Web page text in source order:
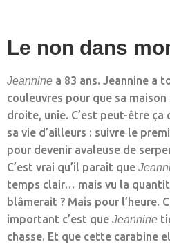
Le non dans
Jeannine a 83 ans. Jeannine a
couleuvres pour que sa
droite, unie. C’est peut-être ça
sa vie d’ailleurs : suivre le
pour devenir avaleuse de
C’est vrai qu’il paraît que
temps clair… mais vu la
blâmerait ? Mais pour l’heure.
important c’est que Jeannine
chasse. Et que cette carabine